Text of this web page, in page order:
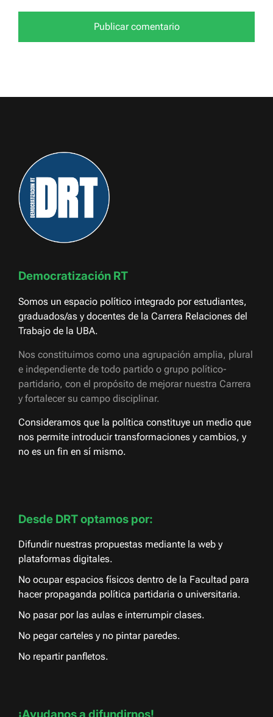
Democratización RT
Somos un espacio político integrado por estudiantes,
graduados/as y docentes de la Carrera Relaciones del
Trabajo de la UBA.
Nos constituimos como una agrupación amplia, plural
e independiente de todo partido o grupo político-
partidario, con el propósito de mejorar nuestra Carrera
y fortalecer su campo disciplinar.
Consideramos que la política constituye un medio que
nos permite introducir transformaciones y cambios, y
no es un fin en sí mismo.
Desde DRT optamos por:
Difundir nuestras propuestas mediante la web y
plataformas digitales.
No ocupar espacios físicos dentro de la Facultad para
hacer propaganda política partidaria o universitaria.
No pasar por las aulas e interrumpir clases.
No pegar carteles y no pintar paredes.
No repartir panfletos.